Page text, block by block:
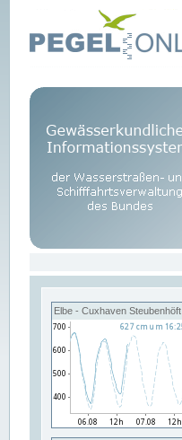
Elbe - Cuxhaven Steubenhöft